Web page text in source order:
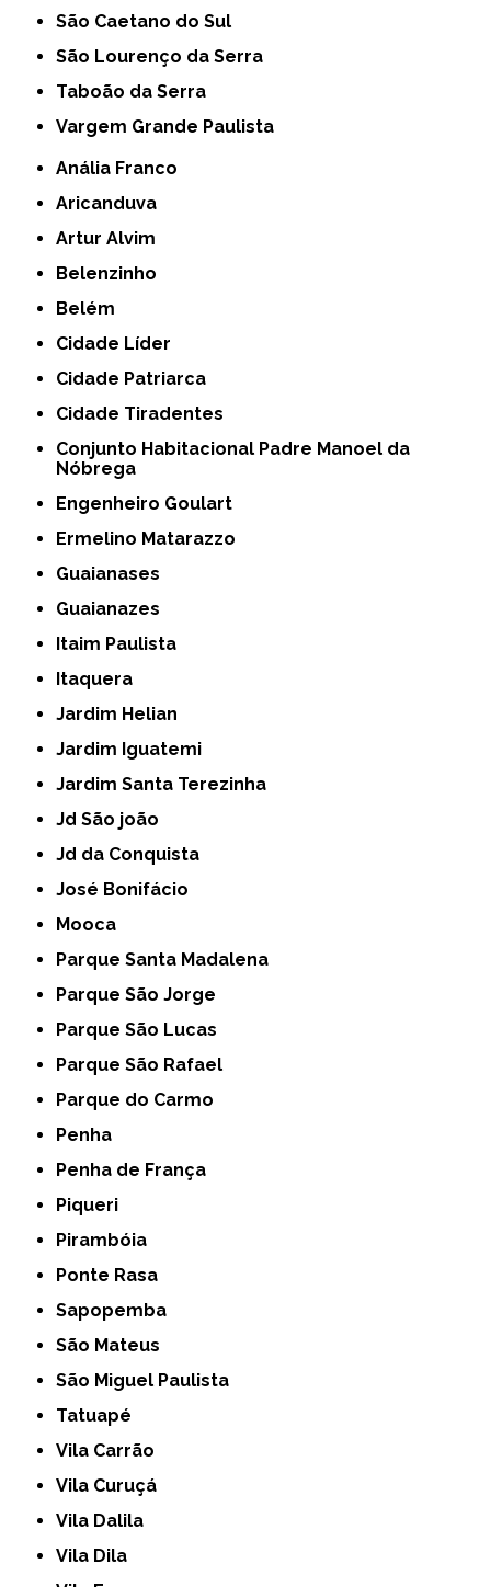
São Caetano do Sul
São Lourenço da Serra
Taboão da Serra
Vargem Grande Paulista
Anália Franco
Aricanduva
Artur Alvim
Belenzinho
Belém
Cidade Líder
Cidade Patriarca
Cidade Tiradentes
Conjunto Habitacional Padre Manoel da
Nóbrega
Engenheiro Goulart
Ermelino Matarazzo
Guaianases
Guaianazes
Itaim Paulista
Itaquera
Jardim Helian
Jardim Iguatemi
Jardim Santa Terezinha
Jd São joão
Jd da Conquista
José Bonifácio
Mooca
Parque Santa Madalena
Parque São Jorge
Parque São Lucas
Parque São Rafael
Parque do Carmo
Penha
Penha de França
Piqueri
Pirambóia
Ponte Rasa
Sapopemba
São Mateus
São Miguel Paulista
Tatuapé
Vila Carrão
Vila Curuçá
Vila Dalila
Vila Dila